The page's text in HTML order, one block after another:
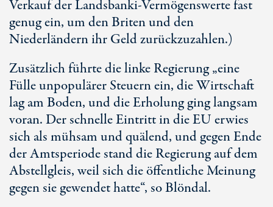
Verkauf der Landsbanki-Vermögenswerte fast
genug ein, um den Briten und den
Niederländern ihr Geld zurückzuzahlen.)
Zusätzlich führte die linke Regierung „eine
Fülle unpopulärer Steuern ein, die Wirtschaft
lag am Boden, und die Erholung ging langsam
voran. Der schnelle Eintritt in die EU erwies
sich als mühsam und quälend, und gegen Ende
der Amtsperiode stand die Regierung auf dem
Abstellgleis, weil sich die öffentliche Meinung
gegen sie gewendet hatte“, so Blöndal.